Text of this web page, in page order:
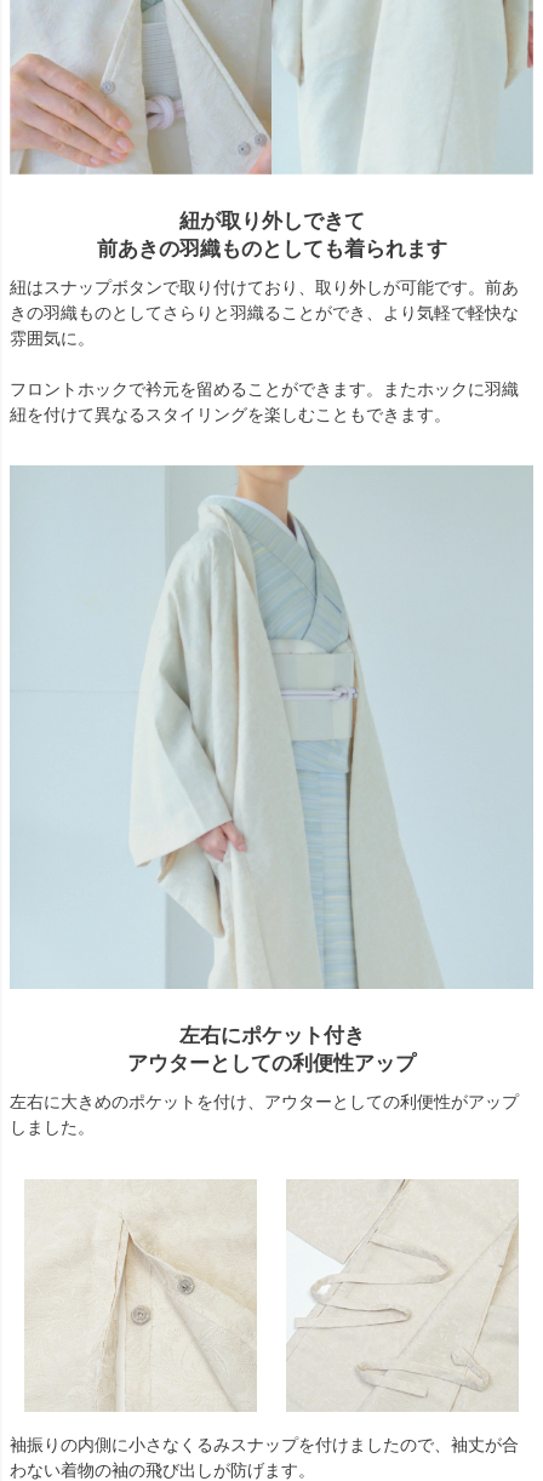
紐が取り外しできて
前あきの羽織ものとしても着られます
紐はスナップボタンで取り付けており、取り外しが可能です。前あ
きの羽織ものとしてさらりと羽織ることができ、より気軽で軽快な
雰囲気に。
フロントホックで衿元を留めることができます。またホックに羽織
紐を付けて異なるスタイリングを楽しむこともできます。
左右にポケット付き
アウターとしての利便性アップ
左右に大きめのポケットを付け、アウターとしての利便性がアップ
しました。
袖振りの内側に小さなくるみスナップを付けましたので、袖丈が合
わない着物の袖の飛び出しが防げます。